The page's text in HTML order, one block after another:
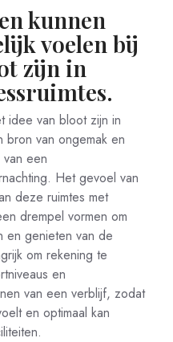
kunnen
voelen bij
zijn in
idee van bloot zijn in
bron van ongemak en
een
Het gevoel van
deze ruimtes met
drempel vormen om
en genieten van de
om rekening te
en
van een verblijf, zodat
en optimaal kan